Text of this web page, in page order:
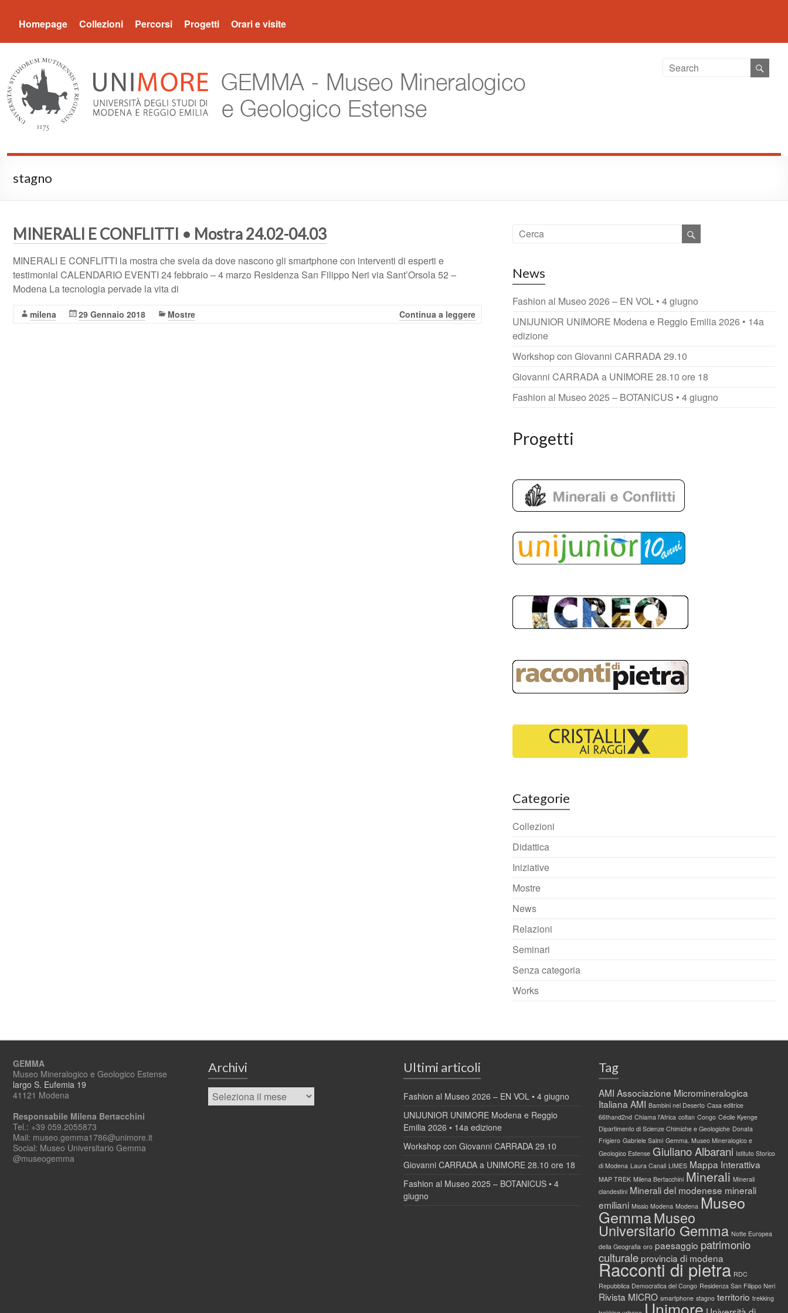
Museo Gemma
Homepage Collezioni Percorsi Progetti Orari e visite
stagno
MINERALI E CONFLITTI • Mostra 24.02-04.03
MINERALI E CONFLITTI la mostra che svela da dove nascono gli smartphone con interventi di esperti e
testimonial CALENDARIO EVENTI 24 febbraio – 4 marzo Residenza San Filippo Neri via Sant’Orsola 52 –
Modena La tecnologia pervade la vita di
milena 29 Gennaio 2018 Mostre Continua a leggere
News
Fashion al Museo 2026 – EN VOL • 4 giugno
UNIJUNIOR UNIMORE Modena e Reggio Emilia 2026 • 14a
edizione
Workshop con Giovanni CARRADA 29.10
Giovanni CARRADA a UNIMORE 28.10 ore 18
Fashion al Museo 2025 – BOTANICUS • 4 giugno
Progetti
Categorie
Collezioni
Didattica
Iniziative
Mostre
News
Relazioni
Seminari
Senza categoria
Works
GEMMA
Museo Mineralogico e Geologico Estense
largo S. Eufemia 19
41121 Modena
Responsabile Milena Bertacchini
Tel.: +39 059.2055873
Mail: museo.gemma1786@unimore.it
Social: Museo Universitario Gemma
@museogemma
Archivi Ultimi articoli
Fashion al Museo 2026 – EN VOL • 4 giugno
UNIJUNIOR UNIMORE Modena e Reggio
Emilia 2026 • 14a edizione
Workshop con Giovanni CARRADA 29.10
Giovanni CARRADA a UNIMORE 28.10 ore 18
Fashion al Museo 2025 – BOTANICUS • 4
giugno
Tag
AMI Associazione Micromineralogica
Italiana AMI Bambini nel Deserto Casa editrice
66thand2nd Chiama l'Africa coltan Congo Cécile Kyenge
Dipartimento di Scienze Chimiche e Geologiche Donata
Frigiero Gabriele Salmi Gemma. Museo Mineralogico e
Geologico Estense Giuliano Albarani Istituto Storico
di Modena Laura Canali LIMES Mappa Interattiva
MAP TREK Milena Bertacchini Minerali Minerali
clandestini Minerali del modenese minerali
emiliani Missio Modena Modena Museo
GemmaMuseo
Universitario Gemma Notte Europea
della Geografia oro paesaggio patrimonio
culturaleprovincia di modena
Racconti di pietra RDC
Repubblica Democratica del Congo Residenza San Filippo Neri
Rivista MICRO smartphone stagno territorio trekking